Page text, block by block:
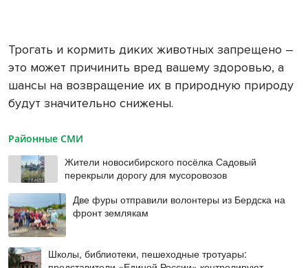
Трогать и кормить диких животных запрещено –
это может причинить вред вашему здоровью, а
шансы на возвращение их в природную природу
будут значительно снижены.
Районные СМИ
Жители новосибирского посёлка Садовый
перекрыли дорогу для мусоровозов
Две фуры отправили волонтеры из Бердска на
фронт землякам
Школы, библиотеки, пешеходные тротуары: